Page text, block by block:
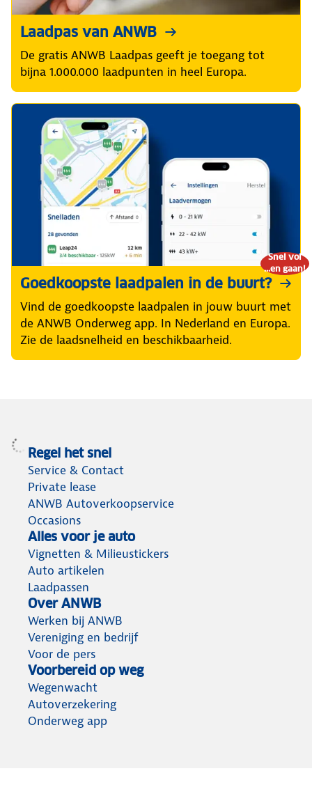
Laadpas van ANWB
De gratis ANWB Laadpas geeft je toegang tot
bijna 1.000.000 laadpunten in heel Europa.
Snel vol
...en gaan!
Goedkoopste laadpalen in de buurt?
Vind de goedkoopste laadpalen in jouw buurt met
de ANWB Onderweg app. In Nederland en Europa.
Zie de laadsnelheid en beschikbaarheid.
Regel het snel
Service & Contact
Private lease
ANWB Autoverkoopservice
Occasions
Alles voor je auto
Vignetten & Milieustickers
Auto artikelen
Laadpassen
Over ANWB
Werken bij ANWB
Vereniging en bedrijf
Voor de pers
Voorbereid op weg
Wegenwacht
Autoverzekering
Onderweg app